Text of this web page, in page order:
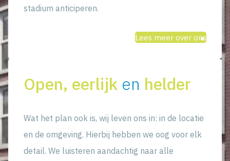
stadium anticiperen.
Lees meer over ons
Open, eerlijk en helder
Wat het plan ook is, wij leven ons in: in de locatie
en de omgeving. Hierbij hebben we oog voor elk
detail. We luisteren aandachtig naar alle